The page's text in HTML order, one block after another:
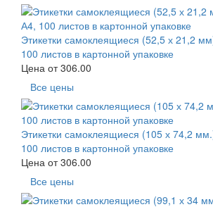
Этикетки самоклеящиеся (52,5 х 21,2
100 листов в картонной упаковке
Цена от306.00
Все цены
Этикетки самоклеящиеся (105 х 74,2
100 листов в картонной упаковке
Цена от306.00
Все цены